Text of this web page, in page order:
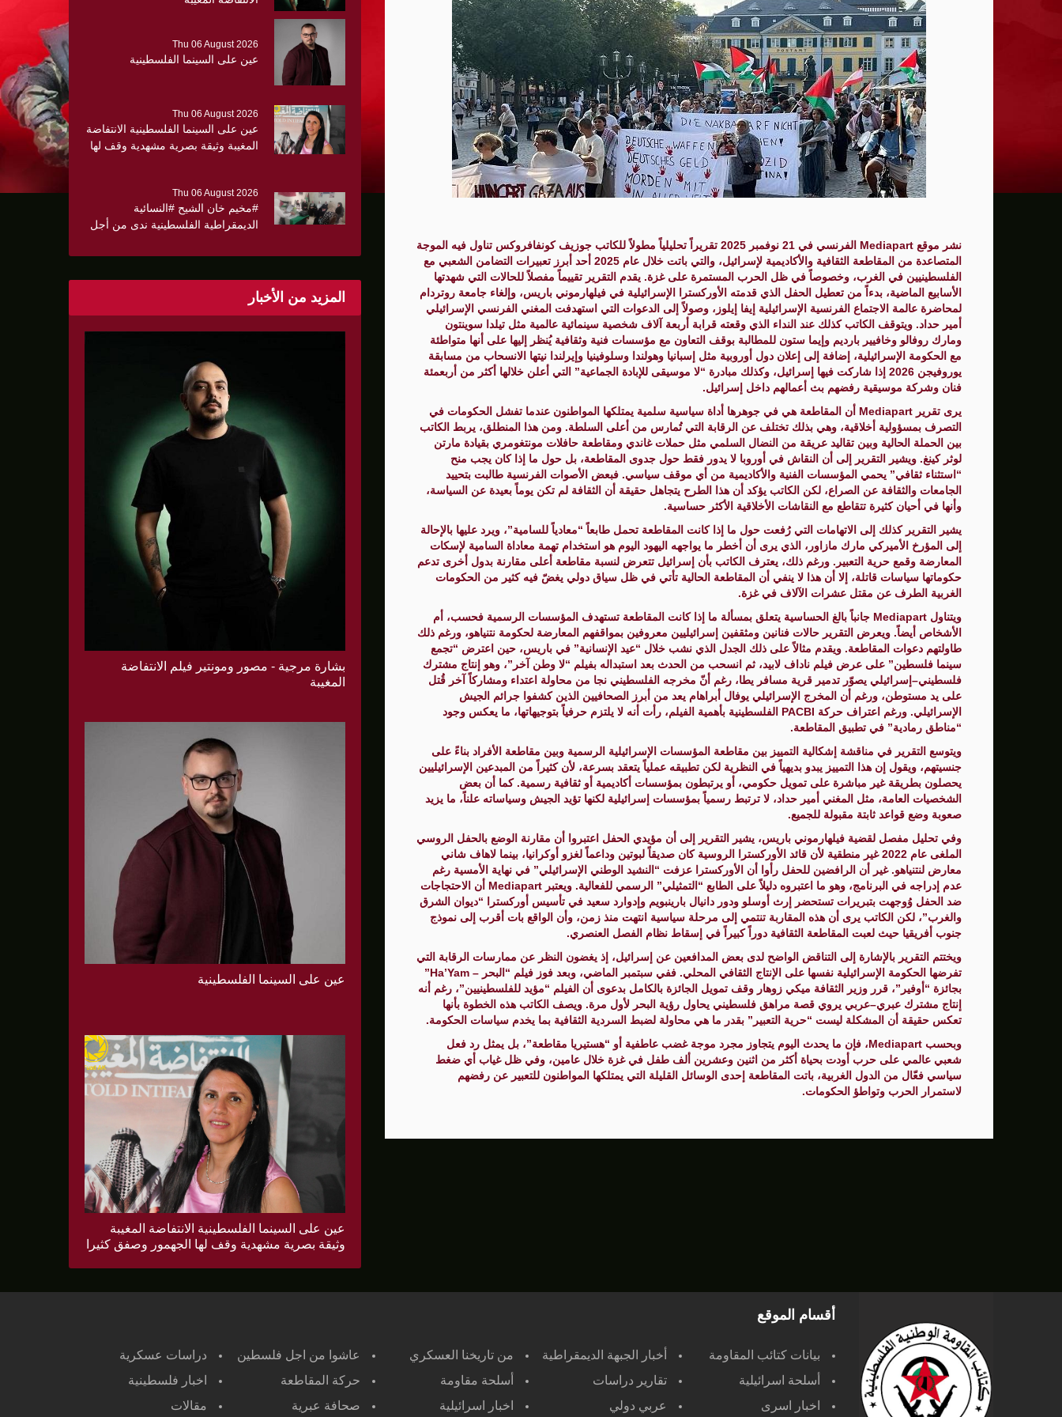
ترامب: يحذر من سيطرة الديمقراطيين على الكونغرس..ويرغب في اتفاق مع إيران
حماية الصحافيين تكرّم الصحافية كريستينا عاصي التي أصيبت بقصف إسرائيلي
فانس يؤكد وجود اختلافات في الرأي مع نتنياهو..,المفاوضات مع إيران "معقدة"
إيران تهدد بمهاجمة دول الخليج إذا تعرضت لهجمات أمريكية جديدة
ن.تايمز: مشرعون أمريكيون يسعون لشراكة عسكرية مع إسرائيل
الدفاع الروسية: ضربنا سفينتين محملتين بشحنات عسكرية قبالة سواحل أوديسا
التماس للسماح لطبيب مستقل بفحص حسام أبو صفية
الرئيس الإيراني: التواصل مع خامنئي "صعب للغاية" حاليا
جيش الاحتلال يعلن مقتل جنديين وإصابة 4 جنوب لبنان
"وول ستريت" ترتفع بدعم آمال التهدئة في الشرق الأوسط
سنتكوم: إعادة توجيه 48 سفينة تجارية ضمن حصار إيران
زامير: أضعفنا حماس بشكل كبير وغيّرنا الوضع الأمنيّ وعملياتنا الاستباقية مستمرة
الوفد الأمريكي يطلب تعليق المفاوضات الثلاثية لإجراء مشاورات خاصة
بشارة مرجية - مصور ومونتير فيلم الانتفاضة المغيبة
نشر موقع Mediapart الفرنسي في 21 نوفمبر 2025 تقريراً تحليلياً مطولاً للكاتب جوزيف كونفافروكس تناول فيه الموجة
المتصاعدة من المقاطعة الثقافية والأكاديمية لإسرائيل، والتي باتت خلال عام 2025 أحد أبرز تعبيرات التضامن الشعبي مع
الفلسطينيين في الغرب، وخصوصاً في ظل الحرب المستمرة على غزة. يقدم التقرير تقييماً مفصلاً للحالات التي شهدتها
الأسابيع الماضية، بدءاً من تعطيل الحفل الذي قدمته الأوركسترا الإسرائيلية في فيلهارموني باريس، وإلغاء جامعة روتردام
لمحاضرة عالمة الاجتماع الفرنسية الإسرائيلية إيفا إيلوز، وصولاً إلى الدعوات التي استهدفت المغني الفرنسي الإسرائيلي
أمير حداد. ويتوقف الكاتب كذلك عند النداء الذي وقعته قرابة أربعة آلاف شخصية سينمائية عالمية مثل تيلدا سوينتون
ومارك روفالو وخافيير بارديم وإيما ستون للمطالبة بوقف التعاون مع مؤسسات فنية وثقافية يُنظر إليها على أنها متواطئة
مع الحكومة الإسرائيلية، إضافة إلى إعلان دول أوروبية مثل إسبانيا وهولندا وسلوفينيا وإيرلندا نيتها الانسحاب من مسابقة
يوروفيجن 2026 إذا شاركت فيها إسرائيل، وكذلك مبادرة “لا موسيقى للإبادة الجماعية” التي أعلن خلالها أكثر من أربعمئة
فنان وشركة موسيقية رفضهم بث أعمالهم داخل إسرائيل.
يرى تقرير Mediapart أن المقاطعة هي في جوهرها أداة سياسية سلمية يمتلكها المواطنون عندما تفشل الحكومات في
التصرف بمسؤولية أخلاقية، وهي بذلك تختلف عن الرقابة التي تُمارس من أعلى السلطة. ومن هذا المنطلق، يربط الكاتب
بين الحملة الحالية وبين تقاليد عريقة من النضال السلمي مثل حملات غاندي ومقاطعة حافلات مونتغومري بقيادة مارتن
لوثر كينغ. ويشير التقرير إلى أن النقاش في أوروبا لا يدور فقط حول جدوى المقاطعة، بل حول ما إذا كان يجب منح
“استثناء ثقافي” يحمي المؤسسات الفنية والأكاديمية من أي موقف سياسي. فبعض الأصوات الفرنسية طالبت بتحييد
الجامعات والثقافة عن الصراع، لكن الكاتب يؤكد أن هذا الطرح يتجاهل حقيقة أن الثقافة لم تكن يوماً بعيدة عن السياسة،
وأنها في أحيان كثيرة تتقاطع مع النقاشات الأخلاقية الأكثر حساسية.
يشير التقرير كذلك إلى الاتهامات التي رُفعت حول ما إذا كانت المقاطعة تحمل طابعاً “معادياً للسامية”، ويرد عليها بالإحالة
إلى المؤرخ الأميركي مارك مازاور، الذي يرى أن أخطر ما يواجهه اليهود اليوم هو استخدام تهمة معاداة السامية لإسكات
المعارضة وقمع حرية التعبير. ورغم ذلك، يعترف الكاتب بأن إسرائيل تتعرض لنسبة مقاطعة أعلى مقارنة بدول أخرى تدعم
حكوماتها سياسات قاتلة، إلا أن هذا لا ينفي أن المقاطعة الحالية تأتي في ظل سياق دولي يغضّ فيه كثير من الحكومات
الغربية الطرف عن مقتل عشرات الآلاف في غزة.
ويتناول Mediapart جانباً بالغ الحساسية يتعلق بمسألة ما إذا كانت المقاطعة تستهدف المؤسسات الرسمية فحسب، أم
الأشخاص أيضاً. ويعرض التقرير حالات فنانين ومثقفين إسرائيليين معروفين بمواقفهم المعارضة لحكومة نتنياهو، ورغم ذلك
طاولتهم دعوات المقاطعة. ويقدم مثالاً على ذلك الجدل الذي نشب خلال “عيد الإنسانية” في باريس، حين اعترض “تجمع
سينما فلسطين” على عرض فيلم ناداف لابيد، ثم انسحب من الحدث بعد استبداله بفيلم “لا وطن آخر”، وهو إنتاج مشترك
فلسطيني–إسرائيلي يصوّر تدمير قرية مسافر يطا، رغم أنّ مخرجه الفلسطيني نجا من محاولة اعتداء ومشاركاً آخر قُتل
على يد مستوطن، ورغم أن المخرج الإسرائيلي يوفال أبراهام يعد من أبرز الصحافيين الذين كشفوا جرائم الجيش
الإسرائيلي. ورغم اعتراف حركة PACBI الفلسطينية بأهمية الفيلم، رأت أنه لا يلتزم حرفياً بتوجيهاتها، ما يعكس وجود
“مناطق رمادية” في تطبيق المقاطعة.
ويتوسع التقرير في مناقشة إشكالية التمييز بين مقاطعة المؤسسات الإسرائيلية الرسمية وبين مقاطعة الأفراد بناءً على
جنسيتهم، ويقول إن هذا التمييز يبدو بديهياً في النظرية لكن تطبيقه عملياً يتعقد بسرعة، لأن كثيراً من المبدعين الإسرائيليين
يحصلون بطريقة غير مباشرة على تمويل حكومي، أو يرتبطون بمؤسسات أكاديمية أو ثقافية رسمية. كما أن بعض
الشخصيات العامة، مثل المغني أمير حداد، لا ترتبط رسمياً بمؤسسات إسرائيلية لكنها تؤيد الجيش وسياساته علناً، ما يزيد
صعوبة وضع قواعد ثابتة مقبولة للجميع.
وفي تحليل مفصل لقضية فيلهارموني باريس، يشير التقرير إلى أن مؤيدي الحفل اعتبروا أن مقارنة الوضع بالحفل الروسي
الملغى عام 2022 غير منطقية لأن قائد الأوركسترا الروسية كان صديقاً لبوتين وداعماً لغزو أوكرانيا، بينما لاهاف شاني
معارض لنتنياهو. غير أن الرافضين للحفل رأوا أن الأوركسترا عزفت “النشيد الوطني الإسرائيلي” في نهاية الأمسية رغم
عدم إدراجه في البرنامج، وهو ما اعتبروه دليلاً على الطابع “التمثيلي” الرسمي للفعالية. ويعتبر Mediapart أن الاحتجاجات
ضد الحفل وُوجهت بتبريرات تستحضر إرث أوسلو ودور دانيال بارينبويم وإدوارد سعيد في تأسيس أوركسترا “ديوان الشرق
والغرب”، لكن الكاتب يرى أن هذه المقاربة تنتمي إلى مرحلة سياسية انتهت منذ زمن، وأن الواقع بات أقرب إلى نموذج
جنوب أفريقيا حيث لعبت المقاطعة الثقافية دوراً كبيراً في إسقاط نظام الفصل العنصري.
ويختتم التقرير بالإشارة إلى التناقض الواضح لدى بعض المدافعين عن إسرائيل، إذ يغضون النظر عن ممارسات الرقابة التي
تفرضها الحكومة الإسرائيلية نفسها على الإنتاج الثقافي المحلي. ففي سبتمبر الماضي، وبعد فوز فيلم “البحر – Ha’Yam”
بجائزة “أوفير”، قرر وزير الثقافة ميكي زوهار وقف تمويل الجائزة بالكامل بدعوى أن الفيلم “مؤيد للفلسطينيين”، رغم أنه
إنتاج مشترك عبري–عربي يروي قصة مراهق فلسطيني يحاول رؤية البحر لأول مرة. ويصف الكاتب هذه الخطوة بأنها
تعكس حقيقة أن المشكلة ليست “حرية التعبير” بقدر ما هي محاولة لضبط السردية الثقافية بما يخدم سياسات الحكومة.
وبحسب Mediapart، فإن ما يحدث اليوم يتجاوز مجرد موجة غضب عاطفية أو “هستيريا مقاطعة”، بل يمثل رد فعل
شعبي عالمي على حرب أودت بحياة أكثر من اثنين وعشرين ألف طفل في غزة خلال عامين، وفي ظل غياب أي ضغط
سياسي فعّال من الدول الغربية، باتت المقاطعة إحدى الوسائل القليلة التي يمتلكها المواطنون للتعبير عن رفضهم
لاستمرار الحرب وتواطؤ الحكومات.
Thu 06 August 2026
عين على السينما الفلسطينية
Thu 06 August 2026
عين على السينما الفلسطينية الانتفاضة
المغيبة وثيقة بصرية مشهدية وقف لها
Thu 06 August 2026
#مخيم خان الشيح #النسائية
الديمقراطية الفلسطينية ندى من أجل
صحية عن ألتهاب الكبد وتوزّع
المزيد من الأخبار
بشارة مرجية - مصور ومونتير فيلم الانتفاضة
المغيبة
عين على السينما الفلسطينية
عين على السينما الفلسطينية الانتفاضة المغيبة
وثيقة بصرية مشهدية وقف لها الجهمور وصفق كثيرا
أقسام الموقع
بيانات كتائب المقاومة أخبار الجبهة الديمقراطية من تاريخنا العسكري عاشوا من اجل فلسطين
دراسات عسكرية
أسلحة اسرائيلية
تقارير دراسات أسلحة مقاومة حركة المقاطعة
اخبار فلسطينية
اخبار اسرى
عربي دولي اخبار اسرائيلية صحافة عبرية مقالات